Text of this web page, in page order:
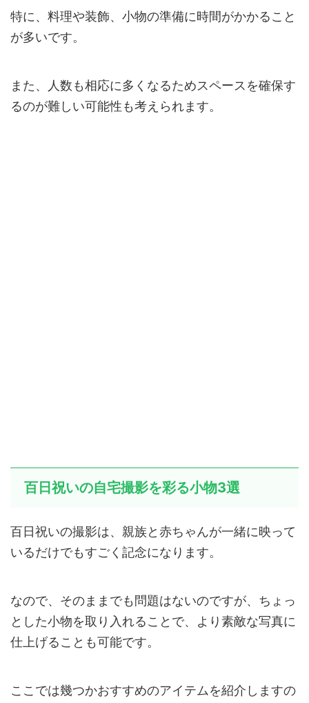
特に、料理や装飾、小物の準備に時間がかかること
が多いです。
また、人数も相応に多くなるためスペースを確保す
るのが難しい可能性も考えられます。
百日祝いの自宅撮影を彩る小物3選
百日祝いの撮影は、親族と赤ちゃんが一緒に映って
いるだけでもすごく記念になります。
なので、そのままでも問題はないのですが、ちょっ
とした小物を取り入れることで、より素敵な写真に
仕上げることも可能です。
ここでは幾つかおすすめのアイテムを紹介しますの